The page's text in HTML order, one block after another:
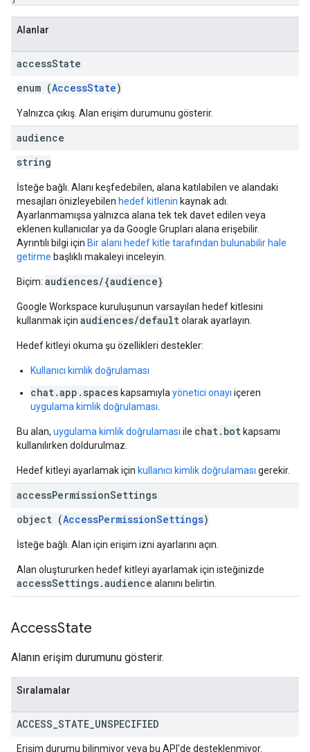
Alanlar
accessState
enum (AccessState)
Yalnızca çıkış. Alan erişim durumunu gösterir.
audience
string
İsteğe bağlı. Alanı keşfedebilen, alana katılabilen ve alandaki
mesajları önizleyebilen hedef kitlenin kaynak adı.
Ayarlanmamışsa yalnızca alana tek tek davet edilen veya
eklenen kullanıcılar ya da Google Grupları alana erişebilir.
Ayrıntılı bilgi için Bir alanı hedef kitle tarafından bulunabilir hale
getirme başlıklı makaleyi inceleyin.
Biçim: audiences/{audience}
Google Workspace kuruluşunun varsayılan hedef kitlesini
kullanmak için audiences/defaultolarak ayarlayın.
Hedef kitleyi okuma şu özellikleri destekler:
Kullanıcı kimlik doğrulaması
chat.app.spaces kapsamıyla yönetici onayı içeren
uygulama kimlik doğrulaması
Bu alan, uygulama kimlik doğrulaması ile chat.bot kapsamı
kullanılırken doldurulmaz.
Hedef kitleyi ayarlamak için kullanıcı kimlik doğrulaması gerekir.
accessPermissionSettings
object (AccessPermissionSettings)
İsteğe bağlı. Alan için erişim izni ayarlarını açın.
Alan oluştururken hedef kitleyi ayarlamak için isteğinizde
accessSettings.audience alanını belirtin.
AccessState
Alanın erişim durumunu gösterir.
Sıralamalar
ACCESS STATE UNSPECIFIED
Erişim durumu bilinmiyor veya bu API'de desteklenmiyor.